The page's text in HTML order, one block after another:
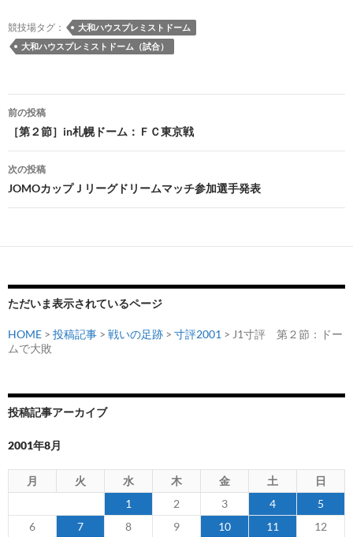
競技場タグ：
大和ハウスプレミストドーム
大和ハウスプレミストドーム（試合）
投
稿
ナ
ビ
ー
ョ
ン
前の投稿
［第２節］in札幌ドーム：ＦＣ東京戦
次の投稿
JOMOカップＪリーグドリームマッチ参加選手発表
ただいま表示されているページ
HOME > 投稿記事 > 戦いの足跡 > 寸評2001 > J1寸評 第２節：ドー
ムで大敗
投稿記事アーカイブ
2001年8月
月 火 水 木 金 土
日
1
2 3 4
5
6
7 8 9 10 11
12